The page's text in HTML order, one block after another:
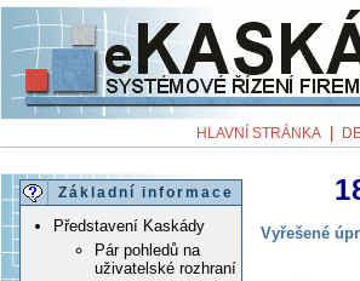
HLAVNÍ STRÁNKA
Základní informace
Představení Kaskády
Pár pohledů na
uživatelské rozhraní
Vyřešené